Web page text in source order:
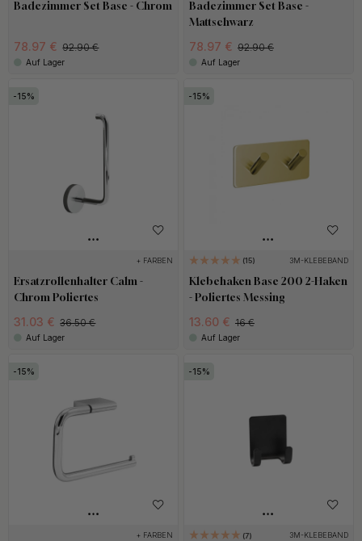
bleiben. 3M ist weltweit führend in seiner Kategorie, daher sind
wir überzeugt, dass unsere Badaccessoires sicher an der Wand
halten, vorausgesetzt die Oberfläche ist glatt und vor der
Montage gründlich gereinigt.
Gib deinem Badezimmer das Upgrade, das es verdient, mit
unseren stilvollen und sicheren Badaccessoires. Das ist eine
preiswerte Veränderung und dein Badezimmer wird sich wie neu
Badezimmer Set Base - Chrom
78.97 € 92.90 €
Auf Lager
Badezimmer Set Base -
Mattschwarz
78.97 € 92.90 €
Auf Lager
15
+ FARBEN
Ersatzrollenhalter Calm -
Chrom Poliertes
31.03 € 36.50 €
Auf Lager
15
15 3M-KLEBEBAND
Klebehaken Base 200 2-Haken
- Poliertes Messing
13.60 € 16 €
Auf Lager
15
+ FARBEN
15
7 3M-KLEBEBAND